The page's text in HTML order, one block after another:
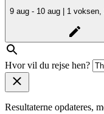
9 aug - 10 aug |
Hvor vil du rejse hen?
Resultaterne opdateres,